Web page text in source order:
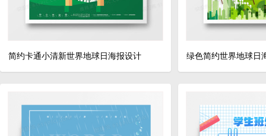
简约卡通小清新世界地球日海报设计 绿色简约世界地球日